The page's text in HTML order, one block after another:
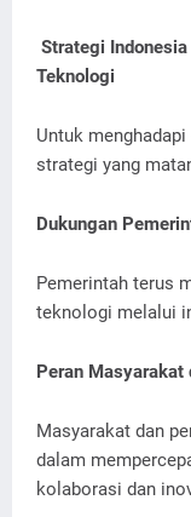
Strategi
Teknologi
Untuk
strategi yang
Dukungan
Pemerintah terus
teknologi melalui
Peran Masyarakat
Masyarakat dan
dalam
kolaborasi dan